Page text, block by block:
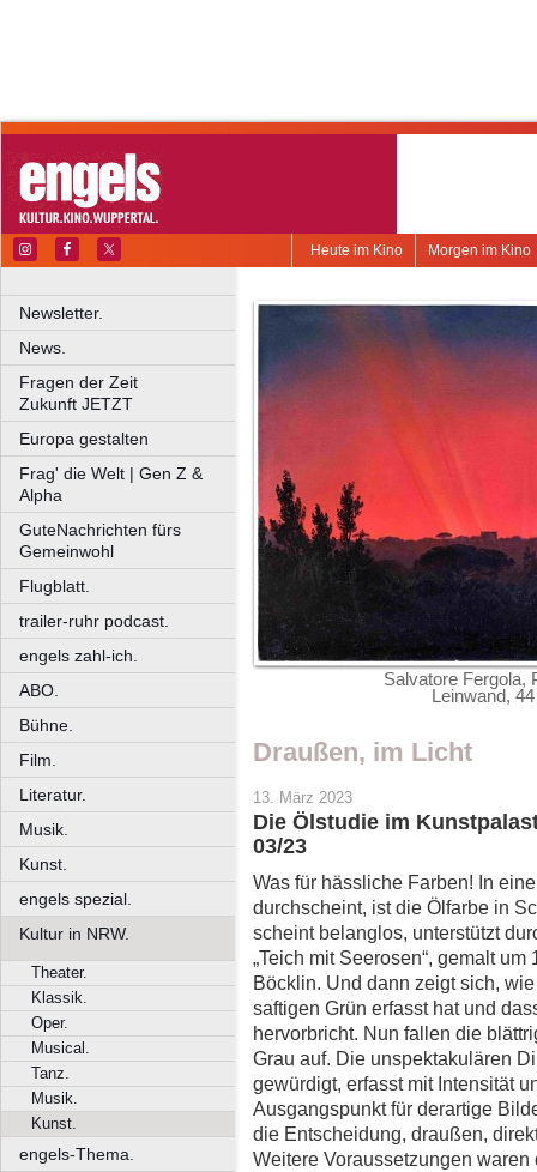
Morgen im Kino
Heute im Kino
Newsletter.
News.
Fragen der Zeit
Zukunft JETZT
Europa gestalten
Frag' die Welt | Gen Z &
Alpha
GuteNachrichten fürs
Gemeinwohl
Flugblatt.
trailer-ruhr podcast.
engels zahl-ich.
ABO.
Bühne.
Film.
Literatur.
Musik.
Kunst.
engels spezial.
Kultur in NRW.
Theater.
Klassik.
Oper.
Musical.
Tanz.
Musik.
Kunst.
engels-Thema.
Salvatore Fergola,
Leinwand,
Draußen, im Licht
13. März 2023
Die Ölstudie im
03/23
Was für hässliche Farben! In
durchscheint, ist die Ölfarbe in
scheint belanglos, unterstützt
„Teich mit Seerosen“, gemalt
Böcklin. Und dann zeigt sich,
saftigen Grün erfasst hat und
hervorbricht. Nun fallen die
Grau auf. Die unspektakulären
gewürdigt, erfasst mit Intensität
Ausgangspunkt für derartige
die Entscheidung, draußen,
Weitere Voraussetzungen